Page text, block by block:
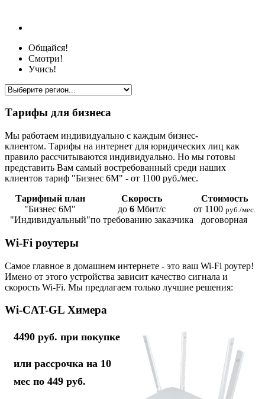
Общайся!
Смотри!
Учись!
Тарифы для бизнеса
Мы работаем индивидуально с каждым бизнес-
клиентом. Тарифы на интернет для юридических лиц как
правило рассчитываются индивидуально. Но мы готовы
представить Вам самый востребованный среди наших
клиентов тариф "Бизнес 6М" - от 1100 руб./мес.
Тарифный план
Скорость
Стоимость
"Бизнес 6М"
до 6 Мбит/с от 1100 руб./мес.
"Индивидуальный"по требованию заказчика договорная
Wi-Fi роутеры
Самое главное в домашнем интернете - это ваш Wi-Fi роутер!
Имено от этого устройства зависит качество сигнала и
скорость Wi-Fi. Мы предлагаем только лучшие решения:
Wi-CAT-GL Химера
4490 руб. при покупке
или рассрочка на 10
мес по 449 руб.